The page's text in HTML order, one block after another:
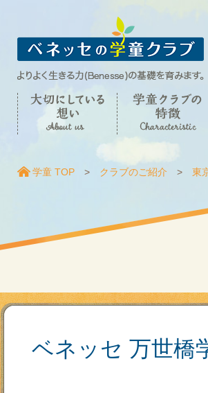
学童 TOP クラブのご紹介 東
ベネッセ 万世橋